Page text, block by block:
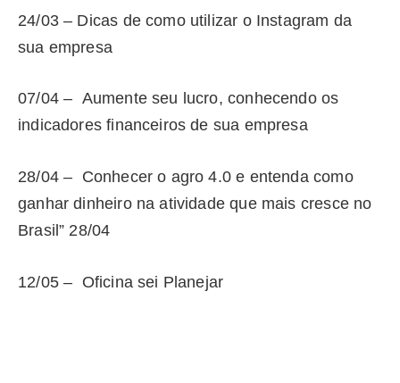
24/03 – Dicas de como utilizar o Instagram da
sua empresa
07/04 – Aumente seu lucro, conhecendo os
indicadores financeiros de sua empresa
28/04 – Conhecer o agro 4.0 e entenda como
ganhar dinheiro na atividade que mais cresce no
Brasil” 28/04
12/05 – Oficina sei Planejar